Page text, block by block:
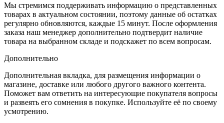
Мы стремимся поддерживать информацию о представленных
товарах в актуальном состоянии, поэтому данные об остатках
регулярно обновляются, каждые 15 минут. После оформления
заказа наш менеджер дополнительно подтвердит наличие
товара на выбранном складе и подскажет по всем вопросам.
Дополнительно
Дополнительная вкладка, для размещения информации о
магазине, доставке или любого другого важного контента.
Поможет вам ответить на интересующие покупателя вопросы
и развеять его сомнения в покупке. Используйте её по своему
усмотрению.